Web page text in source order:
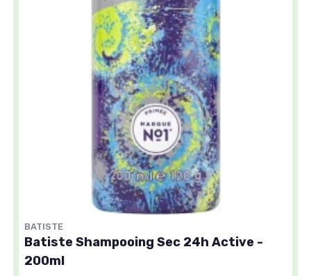
BATISTE
Batiste Shampooing Sec 24h Active -
200ml